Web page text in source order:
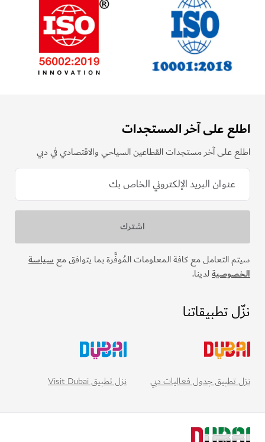
اطلع على آخر المستجدات
اطلع على آخر مستجدات القطاعين السياحي والاقتصادي في دبي
سيتم التعامل مع كافة المعلومات المُوفَّرة بما يتوافق معسياسة
الخصوصيةلدينا.
نزّل تطبيقاتنا
نزل تطبيق جدول فعاليات دبي نزل تطبيق Visit Dubai